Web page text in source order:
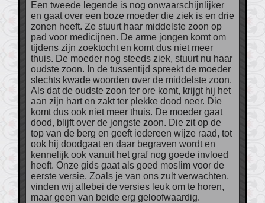
Een tweede legende is nog onwaarschijnlijker
en gaat over een boze moeder die ziek is en drie
zonen heeft. Ze stuurt haar middelste zoon op
pad voor medicijnen. De arme jongen komt om
tijdens zijn zoektocht en komt dus niet meer
thuis. De moeder nog steeds ziek, stuurt nu haar
oudste zoon. In de tussentijd spreekt de moeder
slechts kwade woorden over de middelste zoon.
Als dat de oudste zoon ter ore komt, krijgt hij het
aan zijn hart en zakt ter plekke dood neer. Die
komt dus ook niet meer thuis. De moeder gaat
dood, blijft over de jongste zoon. Die zit op de
top van de berg en geeft iedereen wijze raad, tot
ook hij doodgaat en daar begraven wordt en
kennelijk ook vanuit het graf nog goede invloed
heeft. Onze gids gaat als goed moslim voor de
eerste versie. Zoals je van ons zult verwachten,
vinden wij allebei de versies leuk om te horen,
maar geen van beide erg geloofwaardig.